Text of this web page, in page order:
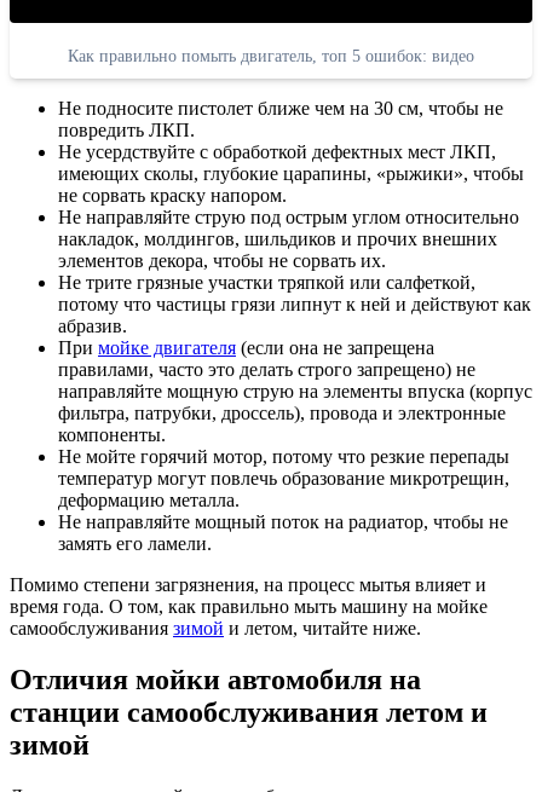
Как правильно помыть двигатель, топ 5 ошибок: видео
Не подносите пистолет ближе чем на 30 см, чтобы не
повредить ЛКП.
Не усердствуйте с обработкой дефектных мест ЛКП,
имеющих сколы, глубокие царапины, «рыжики», чтобы
не сорвать краску напором.
Не направляйте струю под острым углом относительно
накладок, молдингов, шильдиков и прочих внешних
элементов декора, чтобы не сорвать их.
Не трите грязные участки тряпкой или салфеткой,
потому что частицы грязи липнут к ней и действуют как
абразив.
При мойке двигателя (если она не запрещена
правилами, часто это делать строго запрещено) не
направляйте мощную струю на элементы впуска (корпус
фильтра, патрубки, дроссель), провода и электронные
компоненты.
Не мойте горячий мотор, потому что резкие перепады
температур могут повлечь образование микротрещин,
деформацию металла.
Не направляйте мощный поток на радиатор, чтобы не
замять его ламели.
Помимо степени загрязнения, на процесс мытья влияет и
время года. О том, как правильно мыть машину на мойке
самообслуживания зимой и летом, читайте ниже.
Отличия мойки автомобиля на
станции самообслуживания летом и
зимой